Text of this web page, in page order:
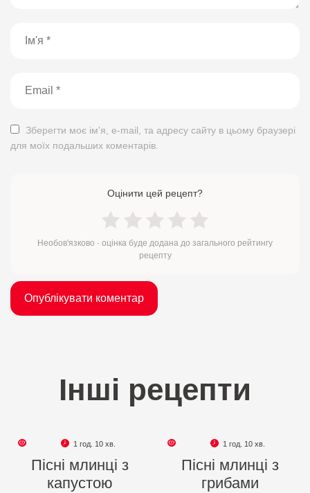
Зберегти моє ім'я, e-mail, та адресу сайту в цьому браузері
для моїх подальших коментарів.
Оцінити цей рецепт?
Необов'язково · оцінка буде додана до загального рейтингу
рецепту
Інші рецепти
1 год. 10 хв.
Пісні млинці з
капустою
1 год. 10 хв.
Пісні млинці з
грибами